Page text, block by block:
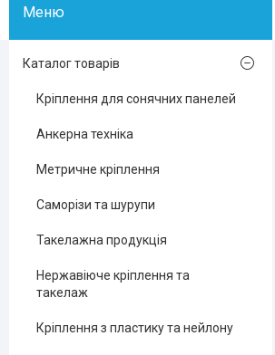
Каталог товарів
Кріплення для сонячних панелей
Анкерна техніка
Метричне кріплення
Саморізи та шурупи
Такелажна продукція
Нержавіюче кріплення та
такелаж
Кріплення з пластику та нейлону